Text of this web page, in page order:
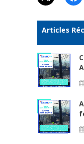
Articles